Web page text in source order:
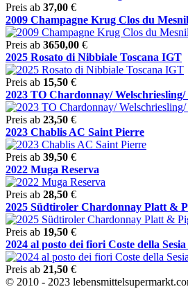
Preis ab 37,00 €
2009 Champagne Krug Clos du
Preis ab 3650,00 €
2025 Rosato di Nibbiale Toscana IGT
Preis ab 15,50 €
2023 TO Chardonnay/ Welschriesling/
Preis ab 23,50 €
2023 Chablis AC Saint Pierre
Preis ab 39,50 €
2022 Muga Reserva
Preis ab 28,50 €
2025 Südtiroler Chardonnay Platt &
Preis ab 19,50 €
2024 al posto dei fiori Coste della
Preis ab 21,50 €
© 2010 - 2023